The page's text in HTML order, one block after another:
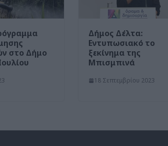
στο Δήμο
Δήμος Δέλτα:
Εντυπωσιακό το
ξεκίνημα της
Μπισμπινά
18 Σεπτεμβρίου 2023